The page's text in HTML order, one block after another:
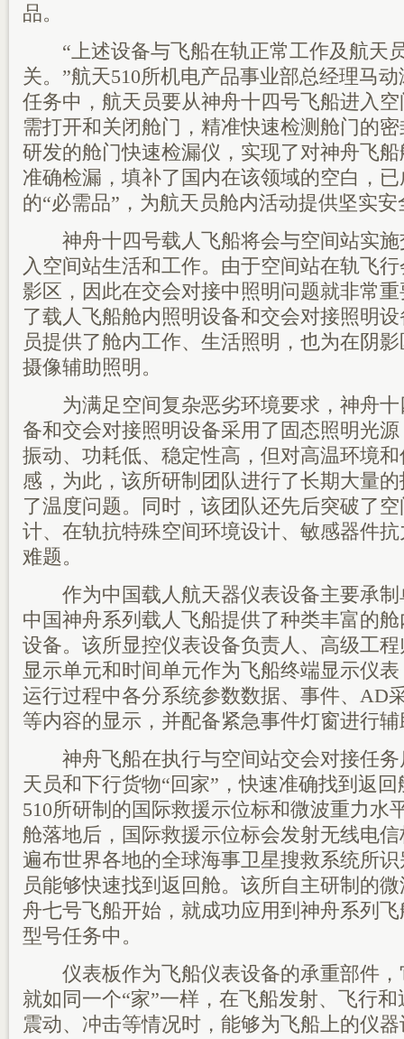
品。
“上述设备与飞船在轨正常工作及航天
关。”航天510所机电产品事业部总经理马
任务中，航天员要从神舟十四号飞船进入
需打开和关闭舱门，精准快速检测舱门的
研发的舱门快速检漏仪，实现了对神舟飞
准确检漏，填补了国内在该领域的空白，
的“必需品”，为航天员舱内活动提供坚实安
神舟十四号载人飞船将会与空间站实施
入空间站生活和工作。由于空间站在轨飞
影区，因此在交会对接中照明问题就非常
了载人飞船舱内照明设备和交会对接照明
员提供了舱内工作、生活照明，也为在阴
摄像辅助照明。
为满足空间复杂恶劣环境要求，神舟十
备和交会对接照明设备采用了固态照明光
振动、功耗低、稳定性高，但对高温环境
感，为此，该所研制团队进行了长期大量
了温度问题。同时，该团队还先后突破了
计、在轨抗特殊空间环境设计、敏感器件
难题。
作为中国载人航天器仪表设备主要承制
中国神舟系列载人飞船提供了种类丰富的
设备。该所显控仪表设备负责人、高级工
显示单元和时间单元作为飞船终端显示仪
运行过程中各分系统参数数据、事件、AD
等内容的显示，并配备紧急事件灯窗进行辅
神舟飞船在执行与空间站交会对接任务
天员和下行货物“回家”，快速准确找到返
510所研制的国际救援示位标和微波重力水
舱落地后，国际救援示位标会发射无线电
遍布世界各地的全球海事卫星搜救系统所
员能够快速找到返回舱。该所自主研制的
舟七号飞船开始，就成功应用到神舟系列
型号任务中。
仪表板作为飞船仪表设备的承重部件，
就如同一个“家”一样，在飞船发射、飞行
震动、冲击等情况时，能够为飞船上的仪